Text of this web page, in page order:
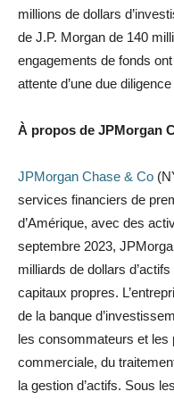
millions de dollars
de J.P. Morgan de 140
engagements de fonds
attente d’une due
À propos de JPMorgan
JPMorgan Chase & Co
services financiers de
d’Amérique, avec des
septembre 2023,
milliards de dollars
capitaux propres.
de la banque
les consommateurs et les
commerciale, du
la gestion d’actifs. Sous